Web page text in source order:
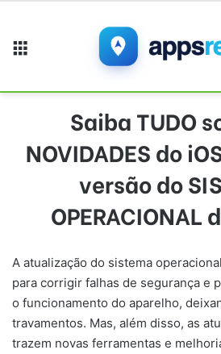
Saiba TUDO
NOVIDADES do
versão do
OPERACIONAL
A atualização do sistema
para corrigir falhas de segurança e
o funcionamento do aparelho,
travamentos. Mas, além disso, as
trazem novas ferramentas e